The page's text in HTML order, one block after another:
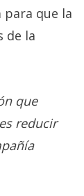
que la
de la
que
reducir